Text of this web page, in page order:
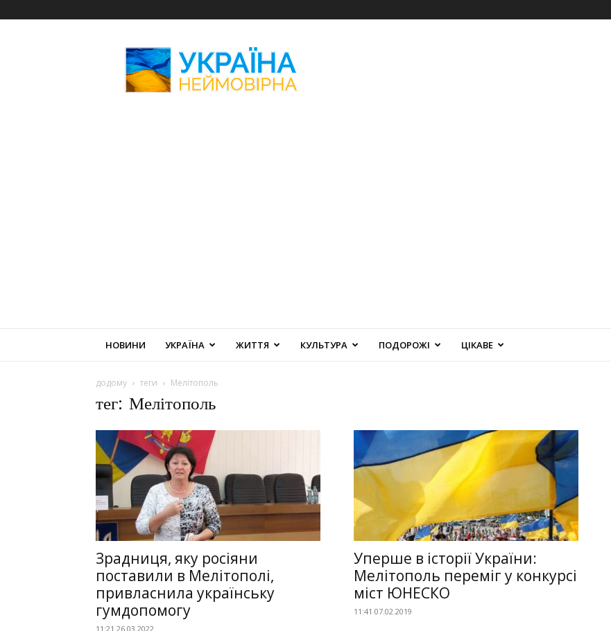
Неймовірна
НОВИНИ УКРАЇНА ЖИТТЯ КУЛЬТУРА ПОДОРОЖІ ЦІКАВЕ
додому теги Мелітополь
тег: Мелітополь
Зрадниця, яку росіяни
поставили в Мелітополі,
привласнила українську
гумдопомогу
11:21 26.03.2022
Уперше в історії України:
Мелітополь переміг у конкурсі
міст ЮНЕСКО
11:41 07.02.2019